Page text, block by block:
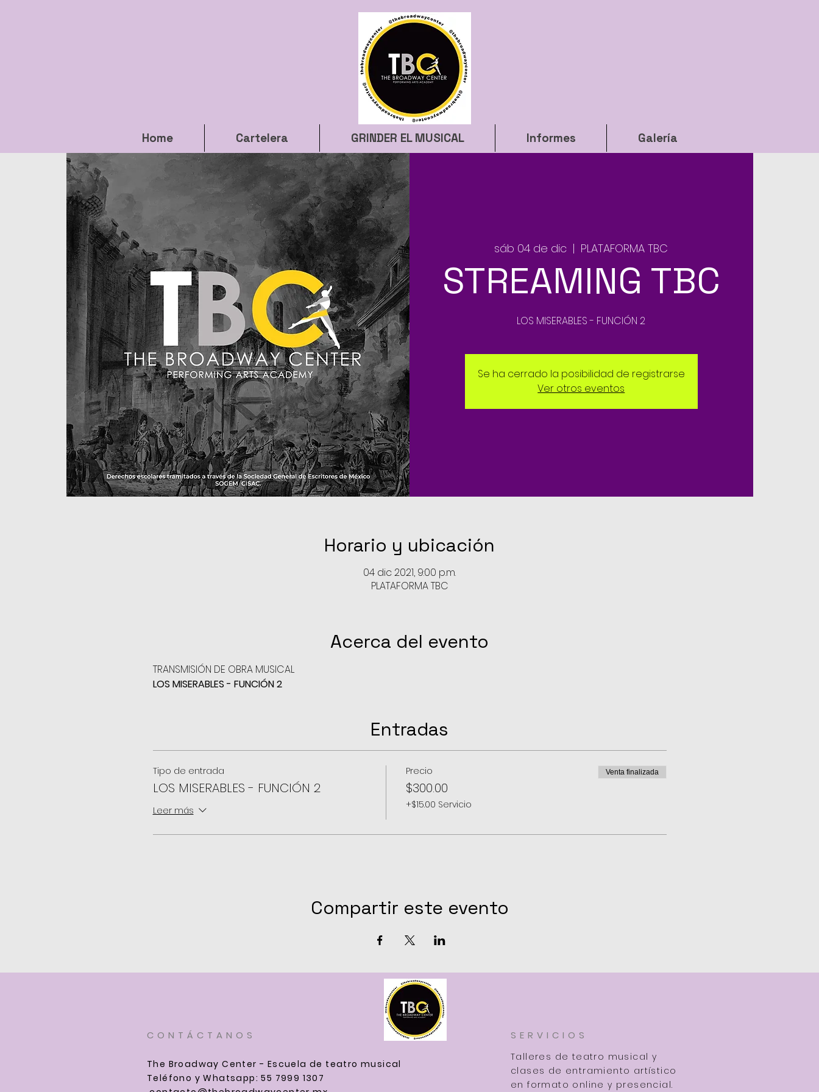
Home Cartelera GRINDER EL MUSICAL Informes Galería
sáb 04 de dic
  |
PLATAFORMA TBC
STREAMING TBC
LOS MISERABLES - FUNCIÓN 2
Se ha cerrado la posibilidad de registrarse
Ver otros eventos
Horario y ubicación
04 dic 2021, 9:00 p.m.
PLATAFORMA TBC
Acerca del evento
TRANSMISIÓN DE OBRA MUSICAL
LOS MISERABLES - FUNCIÓN 2
Entradas
Tipo de entrada
LOS MISERABLES - FUNCIÓN 2
Leer más
Precio
$300.00
+$15.00 Servicio
Venta finalizada
Compartir este evento
CONTÁCTANOS
The Broadway Center - Escuela de teatro musical
Teléfono y Whatsapp: 55 7999 1307
SERVICIOS
Talleres de teatro musical y
clases de entramiento artístico
en formato online y presencial.